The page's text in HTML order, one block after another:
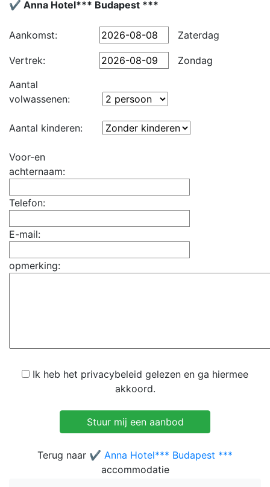
✔️ Anna Hotel*** Budapest ***
Aankomst: Zaterdag
Vertrek:
Zondag
Aantal
volwassenen:
Aantal kinderen:
Voor-en
achternaam:
Telefon:
E-mail:
opmerking:
Ik heb het privacybeleid gelezen en ga hiermee
akkoord.
Terug naar ✔️ Anna Hotel*** Budapest ***
accommodatie